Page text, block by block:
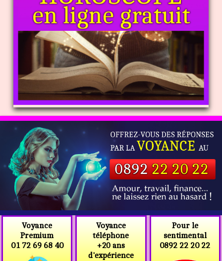
Voyance
Premium
01 72 69 68 40
Voyance
téléphone
+20 ans
d'expérience
Pour le
sentimental
0892 22 20 22